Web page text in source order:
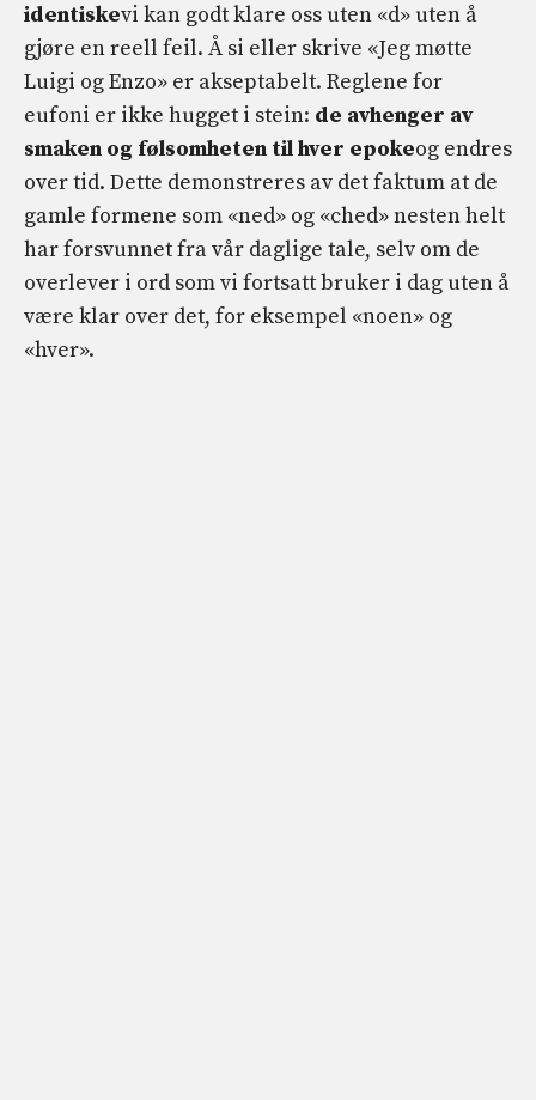
identiskevi kan godt klare oss uten «d» uten å
gjøre en reell feil. Å si eller skrive «Jeg møtte
Luigi og Enzo» er akseptabelt. Reglene for
eufoni er ikke hugget i stein: de avhenger av
smaken og følsomheten til hver epokeog endres
over tid. Dette demonstreres av det faktum at de
gamle formene som «ned» og «ched» nesten helt
har forsvunnet fra vår daglige tale, selv om de
overlever i ord som vi fortsatt bruker i dag uten å
være klar over det, for eksempel «noen» og
«hver».